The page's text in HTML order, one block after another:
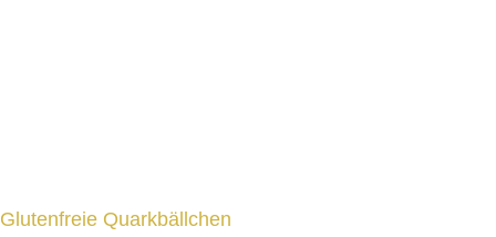
Glutenfreie Quarkbällchen